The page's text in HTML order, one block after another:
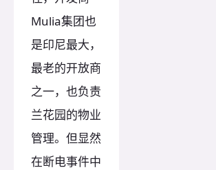
Mulia集团也
是印尼最大，
最老的开放商
之一，也负责
兰花园的物业
管理。但显然
在断电事件中